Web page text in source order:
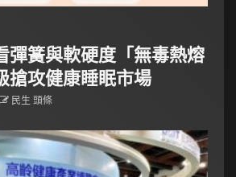
彈簧與軟硬度「無毒熱熔
搶攻健康睡眠市場
民生 頭條